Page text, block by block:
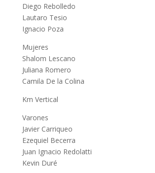
Diego Rebolledo
Lautaro Tesio
Ignacio Poza
Mujeres
Shalom Lescano
Juliana Romero
Camila De la Colina
Km Vertical
Varones
Javier Carriqueo
Ezequiel Becerra
Juan Ignacio Redolatti
Kevin Duré